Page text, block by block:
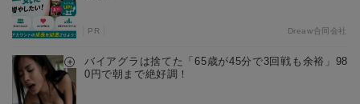
PR Dreaw合同会社
バイアグラは捨てた「65歳が45分で3回戦も余裕」98
0円で朝まで絶好調！